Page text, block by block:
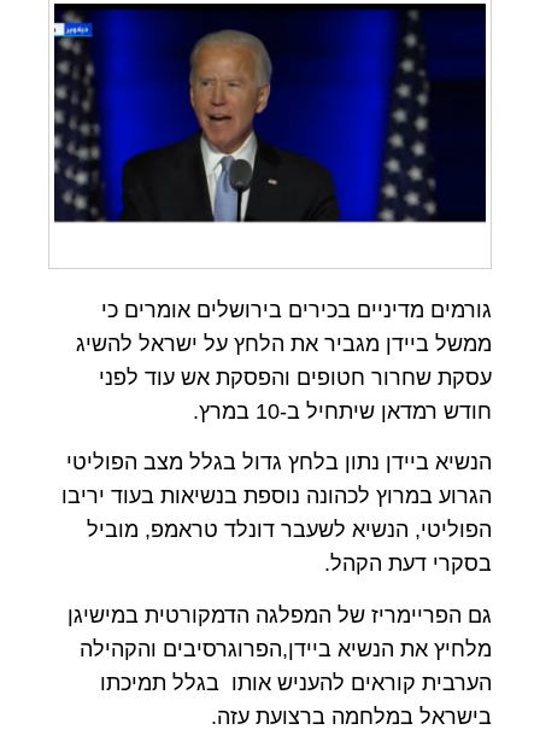
גורמים מדיניים בכירים בירושלים אומרים כי
ממשל ביידן מגביר את הלחץ על ישראל להשיג
עסקת שחרור חטופים והפסקת אש עוד לפני
חודש רמדאן שיתחיל ב-10 במרץ.
הנשיא ביידן נתון בלחץ גדול בגלל מצב הפוליטי
הגרוע במרוץ לכהונה נוספת בנשיאות בעוד יריבו
הפוליטי, הנשיא לשעבר דונלד טראמפ, מוביל
בסקרי דעת הקהל.
גם הפריימריז של המפלגה הדמקורטית במישיגן
מלחיץ את הנשיא ביידן,הפרוגרסיבים והקהילה
הערבית קוראים להעניש אותו בגלל תמיכתו
בישראל במלחמה ברצועת עזה.